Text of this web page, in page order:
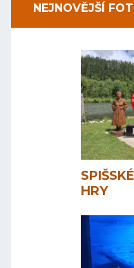
NEJNOVĚJŠÍ
HRY